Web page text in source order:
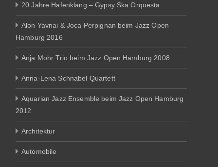
20 Jahre Hafenklang – Gypsy Ska Orquesta
Alon Yavnai & Joca Perpignan beim Jazz Open
Hamburg 2016
Anja Mohr Trio beim Jazz Open Hamburg 2008
Anna-Lena Schnabel Quartett
Aquarian Jazz Ensemble beim Jazz Open Hamburg
2012
Architektur
Automobile